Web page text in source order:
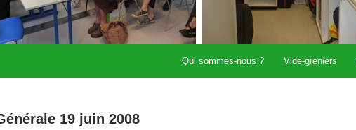
Qui sommes-nous ?
Vide-greniers
19 juin 2008